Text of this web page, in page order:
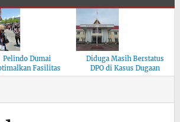
Pelindo Dumai
Fasilitas
Kenyamanan Arus
Diduga Masih Berstatus
DPO di Kasus Dugaan
Pemalsuan Paspor, Polres